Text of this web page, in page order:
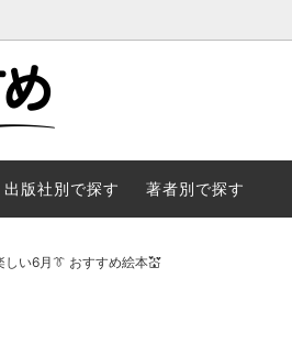
出版社別で探す 著者別で探す
い6月👔 おすすめ絵本💒